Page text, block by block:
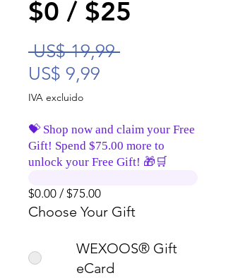
$0 / $25
US$ 19,99 Precio
US$ 9,99
IVA excluido
💝 Shop now and claim your Free
Gift! Spend $75.00 more to
unlock your Free Gift! 🎁🛒
$0.00 / $75.00
Choose Your Gift
WEXOOS® Gift
eCard